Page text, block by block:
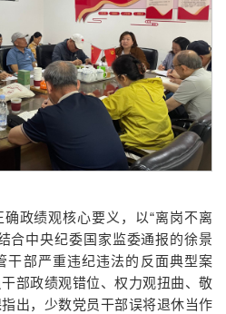
政绩观核心要义，以“离岗不离
合中央纪委国家监委通报的徐景
干部严重违纪违法的反面典型案
部政绩观错位、权力观扭曲、敬
出，少数党员干部误将退休当作